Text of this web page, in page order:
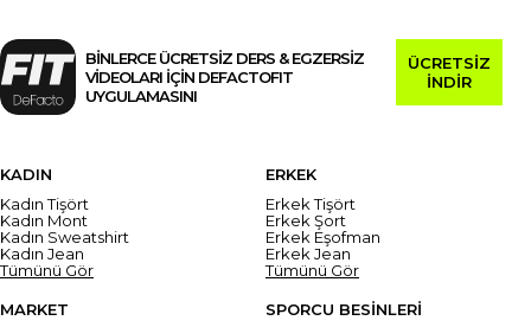
BİNLERCE ÜCRETSİZ DERS & EGZERSİZ
VİDEOLARI İÇİN DEFACTOFIT
UYGULAMASINI
ÜCRETSİZ
İNDİR
KADIN
Kadın Tişört
Kadın Mont
Kadın Sweatshirt
Kadın Jean
Tümünü Gör
ERKEK
Erkek Tişört
Erkek Şort
Erkek Eşofman
Erkek Jean
Tümünü Gör
MARKET
SPORCU BESİNLERİ